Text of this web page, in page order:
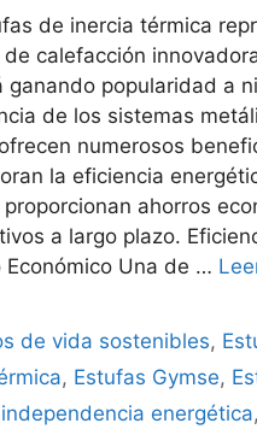
de inercia térmica
de calefacción
ganando popularidad a
de los sistemas
numerosos
la eficiencia
ahorros
a largo plazo.
Económico Una de …
de vida sostenibles,
, Estufas Gymse,
independencia energética,